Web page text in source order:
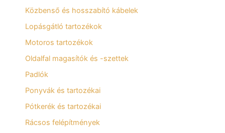
Közbenső és hosszabító kábelek
Lopásgátló tartozékok
Motoros tartozékok
Oldalfal magasítók és -szettek
Padlók
Ponyvák és tartozékai
Pótkerék és tartozékai
Rácsos felépítmények